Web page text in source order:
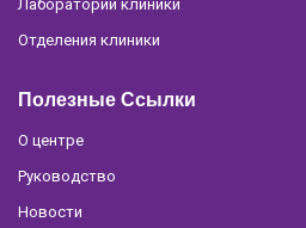
Лаборатории клиники
Отделения клиники
Полезные Ссылки
О центре
Руководство
Новости